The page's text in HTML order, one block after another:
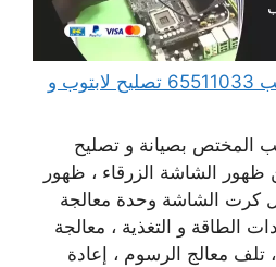
مهندس كمبيوتر النويصيب 65511033 تصليح لابتوب و
المختص بصيانة و تصليح
ظهور الشاشة الزرقاء ، ظهور
كرت الشاشة وحدة معالجة
الطاقة و التغذية ، معالجة
تلف معالج الرسوم ، إعادة